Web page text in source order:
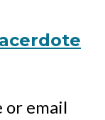
or email